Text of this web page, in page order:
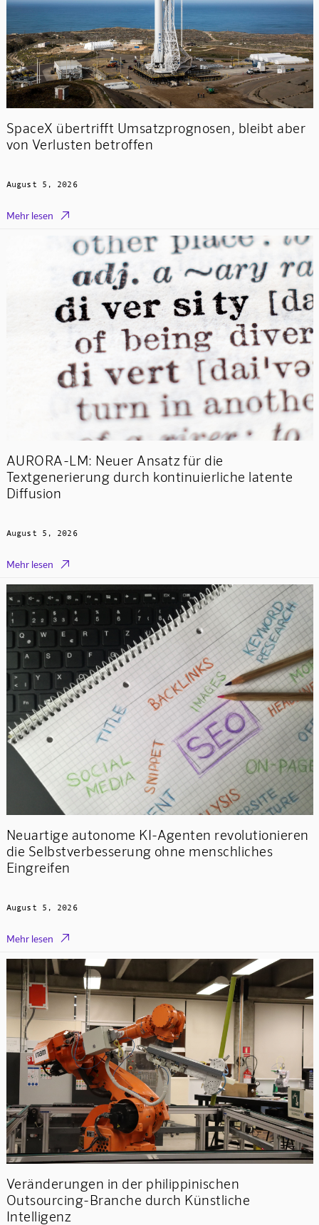
SpaceX übertrifft Umsatzprognosen, bleibt aber
von Verlusten betroffen
August 5, 2026
Mehr lesen 
AURORA-LM: Neuer Ansatz für die
Textgenerierung durch kontinuierliche latente
Diffusion
August 5, 2026
Mehr lesen 
Neuartige autonome KI-Agenten revolutionieren
die Selbstverbesserung ohne menschliches
Eingreifen
August 5, 2026
Mehr lesen 
Veränderungen in der philippinischen
Outsourcing-Branche durch Künstliche
Intelligenz